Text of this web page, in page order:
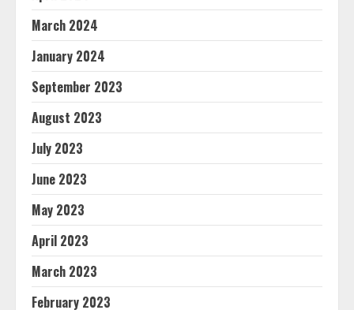
March 2024
January 2024
September 2023
August 2023
July 2023
June 2023
May 2023
April 2023
March 2023
February 2023